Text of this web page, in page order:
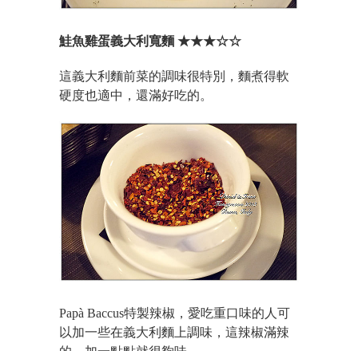
鮭魚雞蛋義大利寬麵 ★★★☆☆
這義大利麵前菜的調味很特別，麵煮得軟
硬度也適中，還滿好吃的。
Papà Baccus特製辣椒，愛吃重口味的人可
以加一些在義大利麵上調味，這辣椒滿辣